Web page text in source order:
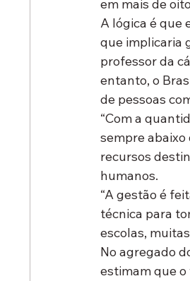
em mais de
A lógica é que
que implicaria
professor da
entanto, o
de pessoas
“Com a
sempre abaixo
recursos
humanos.
“A gestão é
técnica para
escolas,
No agregado
estimam que